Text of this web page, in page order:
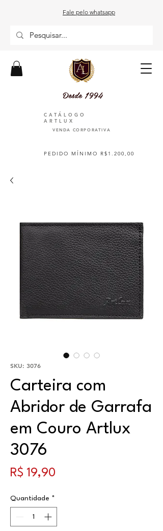
Fale pelo whatsapp
Desde 1994
PEDIDO MÍNIMO R$1.200,00
CATÁLOGO
ARTLUX
VENDA CORPORATIVA
SKU: 3076
Carteira com
Abridor de Garrafa
em Couro Artlux
3076
R$ 19,90
Quantidade *